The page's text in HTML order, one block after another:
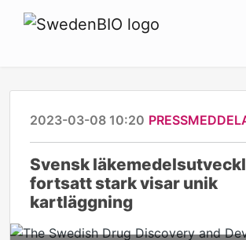
2023-03-08 10:20
Svensk
fortsatt stark visar unik
kartläggning